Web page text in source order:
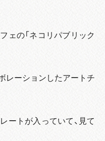
ェの「ネコリパブリック
レーションしたアートチ
ートが入っていて、見て